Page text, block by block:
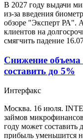
В 2027 году выдачи
из-за введения
обзоре "Эксперт РА".
клиентов на
смягчить падение
Снижение
составить до 5%
Интерфакс
Москва. 16 июля.
займов
году может составить
прибыль уменьшится